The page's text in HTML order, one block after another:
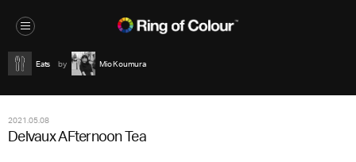
Eats Mio Koumura
2021.05.08
Delvaux AFternoon Tea